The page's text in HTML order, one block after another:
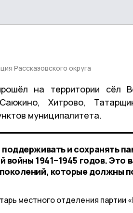
Рассказовского округа
на территории сёл
Хитрово,
муниципалитета.
и сохранять
войны 1941–1945 годов. Это
которые должны
местного отделения партии